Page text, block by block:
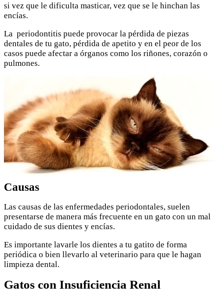
si vez que le dificulta masticar, vez que se le hinchan las
encías.
La periodontitis puede provocar la pérdida de piezas
dentales de tu gato, pérdida de apetito y en el peor de los
casos puede afectar a órganos como los riñones, corazón o
pulmones.
Causas
Las causas de las enfermedades periodontales, suelen
presentarse de manera más frecuente en un gato con un mal
cuidado de sus dientes y encías.
Es importante lavarle los dientes a tu gatito de forma
periódica o bien llevarlo al veterinario para que le hagan
limpieza dental.
Gatos con Insuficiencia Renal